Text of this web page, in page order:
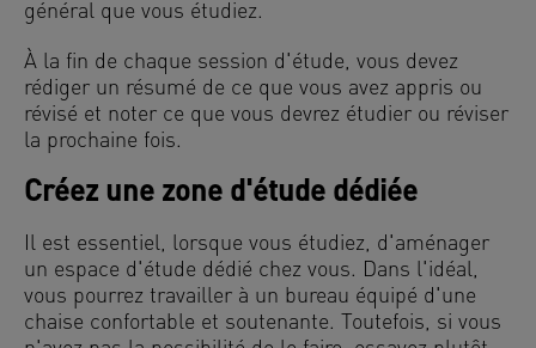
général que vous étudiez.
À la fin de chaque session d'étude, vous devez
rédiger un résumé de ce que vous avez appris ou
révisé et noter ce que vous devrez étudier ou réviser
la prochaine fois.
Créez une zone d'étude dédiée
Il est essentiel, lorsque vous étudiez, d'aménager
un espace d'étude dédié chez vous. Dans l'idéal,
vous pourrez travailler à un bureau équipé d'une
chaise confortable et soutenante. Toutefois, si vous